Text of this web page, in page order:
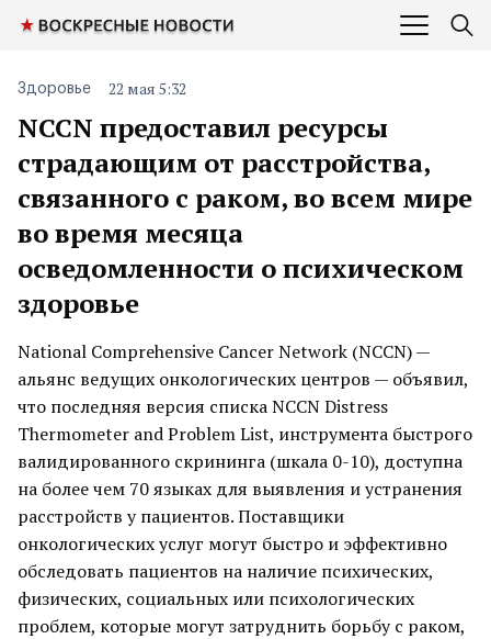
NCCN предоставил ресурсы
страдающим от расстройства,
связанного с раком, во всем мире
во время месяца
осведомленности о психическом
здоровье
Здоровье 22 мая 5:32
National Comprehensive Cancer Network (NCCN) —
альянс ведущих онкологических центров — объявил,
что последняя версия списка NCCN Distress
Thermometer and Problem List, инструмента быстрого
валидированного скрининга (шкала 0-10), доступна
на более чем 70 языках для выявления и устранения
расстройств у пациентов. Поставщики
онкологических услуг могут быстро и эффективно
обследовать пациентов на наличие психических,
физических, социальных или психологических
проблем, которые могут затруднить борьбу с раком,